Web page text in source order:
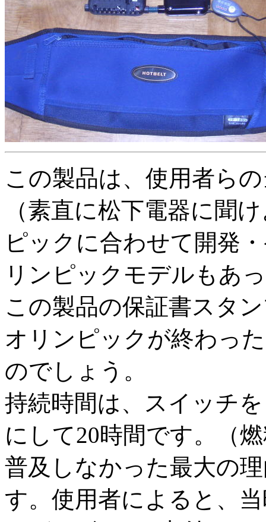
この製品は、使用者ら
（素直に松下電器に聞
ピックに合わせて開発
リンピックモデルもあ
この製品の保証書スタ
オリンピックが終わっ
のでしょう。
持続時間は、スイッチ
にして20時間です。（
普及しなかった最大の
す。使用者によると、